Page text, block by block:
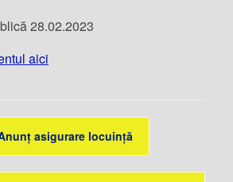
28.02.2023
aici
asigurare locuință